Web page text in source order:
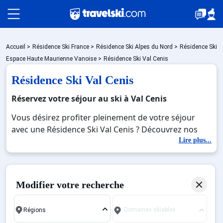
Packages
🚆Train de nuit
Stations
Hébergements
Bons plans
Accueil > Résidence Ski France > Résidence Ski Alpes du Nord > Résidence Ski
Espace Haute Maurienne Vanoise > Résidence Ski Val Cenis
Résidence Ski Val Cenis
Réservez votre séjour au ski à Val Cenis
Vous désirez profiter pleinement de votre séjour
avec une Résidence Ski Val Cenis ? Découvrez nos
offres de Résidence Ski Val Cenis pour skier sans
limite à noel, jour de l'an, février. Fermez les yeux et
imaginez… Profitez de votre Résidence Ski Val Cenis,
mêler les plaisirs de la glisse sur les pistes de ski et
paysages montagnards. Pour un week-end ou pour
Lire plus...
Modifier votre recherche
Domaines skiables